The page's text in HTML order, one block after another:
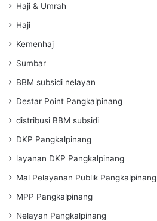
Haji & Umrah
Haji
Kemenhaj
Sumbar
BBM subsidi nelayan
Destar Point Pangkalpinang
distribusi BBM subsidi
DKP Pangkalpinang
layanan DKP Pangkalpinang
Mal Pelayanan Publik Pangkalpinang
MPP Pangkalpinang
Nelayan Pangkalpinang